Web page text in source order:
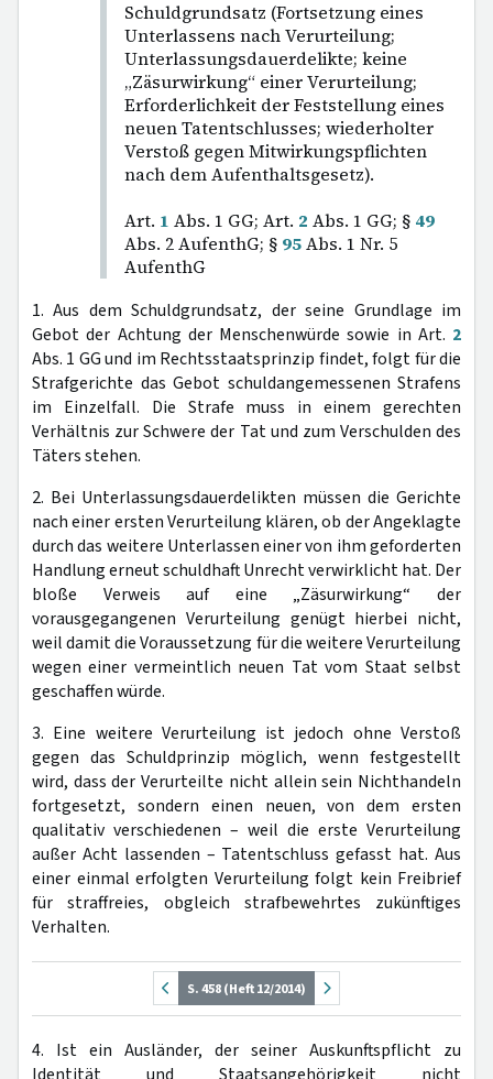
Schuldgrundsatz (Fortsetzung eines
Unterlassens nach Verurteilung;
Unterlassungsdauerdelikte; keine
„Zäsurwirkung“ einer Verurteilung;
Erforderlichkeit der Feststellung eines
neuen Tatentschlusses; wiederholter
Verstoß gegen Mitwirkungspflichten
nach dem Aufenthaltsgesetz).
Art. 1 Abs. 1 GG; Art. 2 Abs. 1 GG; § 49
Abs. 2 AufenthG; § 95Abs. 1 Nr. 5
AufenthG
1. Aus dem Schuldgrundsatz, der seine Grundlage im
Gebot der Achtung der Menschenwürde sowie in Art. 2
Abs. 1 GG und im Rechtsstaatsprinzip findet, folgt für die
Strafgerichte das Gebot schuldangemessenen Strafens
im Einzelfall. Die Strafe muss in einem gerechten
Verhältnis zur Schwere der Tat und zum Verschulden des
Täters stehen.
2. Bei Unterlassungsdauerdelikten müssen die Gerichte
nach einer ersten Verurteilung klären, ob der Angeklagte
durch das weitere Unterlassen einer von ihm geforderten
Handlung erneut schuldhaft Unrecht verwirklicht hat. Der
bloße Verweis auf eine „Zäsurwirkung“ der
vorausgegangenen Verurteilung genügt hierbei nicht,
weil damit die Voraussetzung für die weitere Verurteilung
wegen einer vermeintlich neuen Tat vom Staat selbst
geschaffen würde.
3. Eine weitere Verurteilung ist jedoch ohne Verstoß
gegen das Schuldprinzip möglich, wenn festgestellt
wird, dass der Verurteilte nicht allein sein Nichthandeln
fortgesetzt, sondern einen neuen, von dem ersten
qualitativ verschiedenen – weil die erste Verurteilung
außer Acht lassenden – Tatentschluss gefasst hat. Aus
einer einmal erfolgten Verurteilung folgt kein Freibrief
für straffreies, obgleich strafbewehrtes zukünftiges
Verhalten.
S. 458 (Heft 12/2014)
4. Ist ein Ausländer, der seiner Auskunftspflicht zu